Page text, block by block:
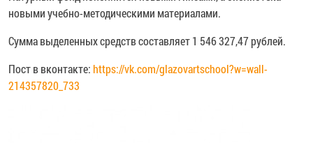
новыми учебно-методическими материалами.
Сумма выделенных средств составляет 1 546 327,47 рублей.
Пост в вконтакте:https://vk.com/glazovartschool?w=wall-
214357820_733